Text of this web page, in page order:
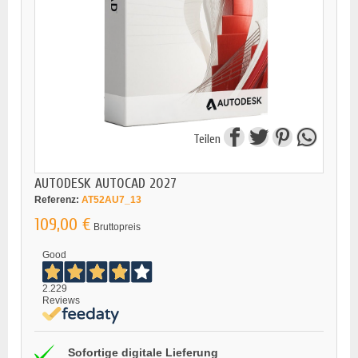
Teilen
AUTODESK AUTOCAD 2027
Referenz: AT52AU7_13
109,00 € Bruttopreis
Good
2.229
Reviews
Sofortige digitale Lieferung